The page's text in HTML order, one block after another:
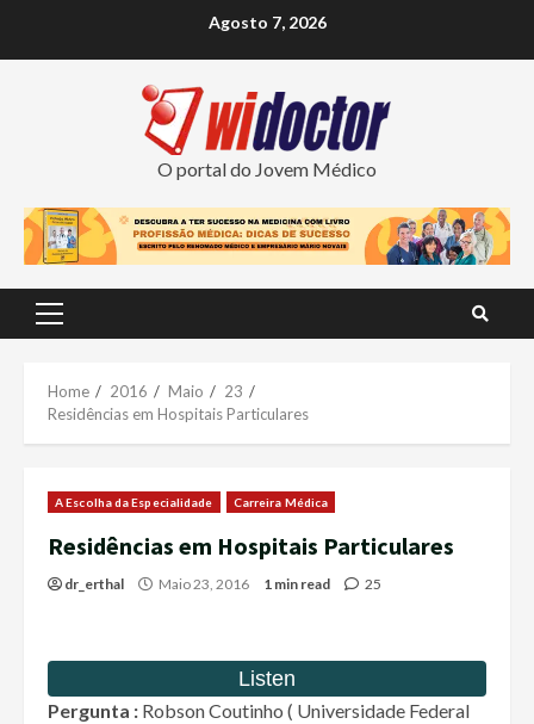
Agosto 7, 2026
O portal do Jovem Médico
Primary
Home 2016 Maio
23
Residências em Hospitais Particulares
A Escolha da Especialidade Carreira Médica
Residências em Hospitais Particulares
dr_erthal Maio 23, 2016 1 min read 25
Pergunta : Robson Coutinho ( Universidade Federal